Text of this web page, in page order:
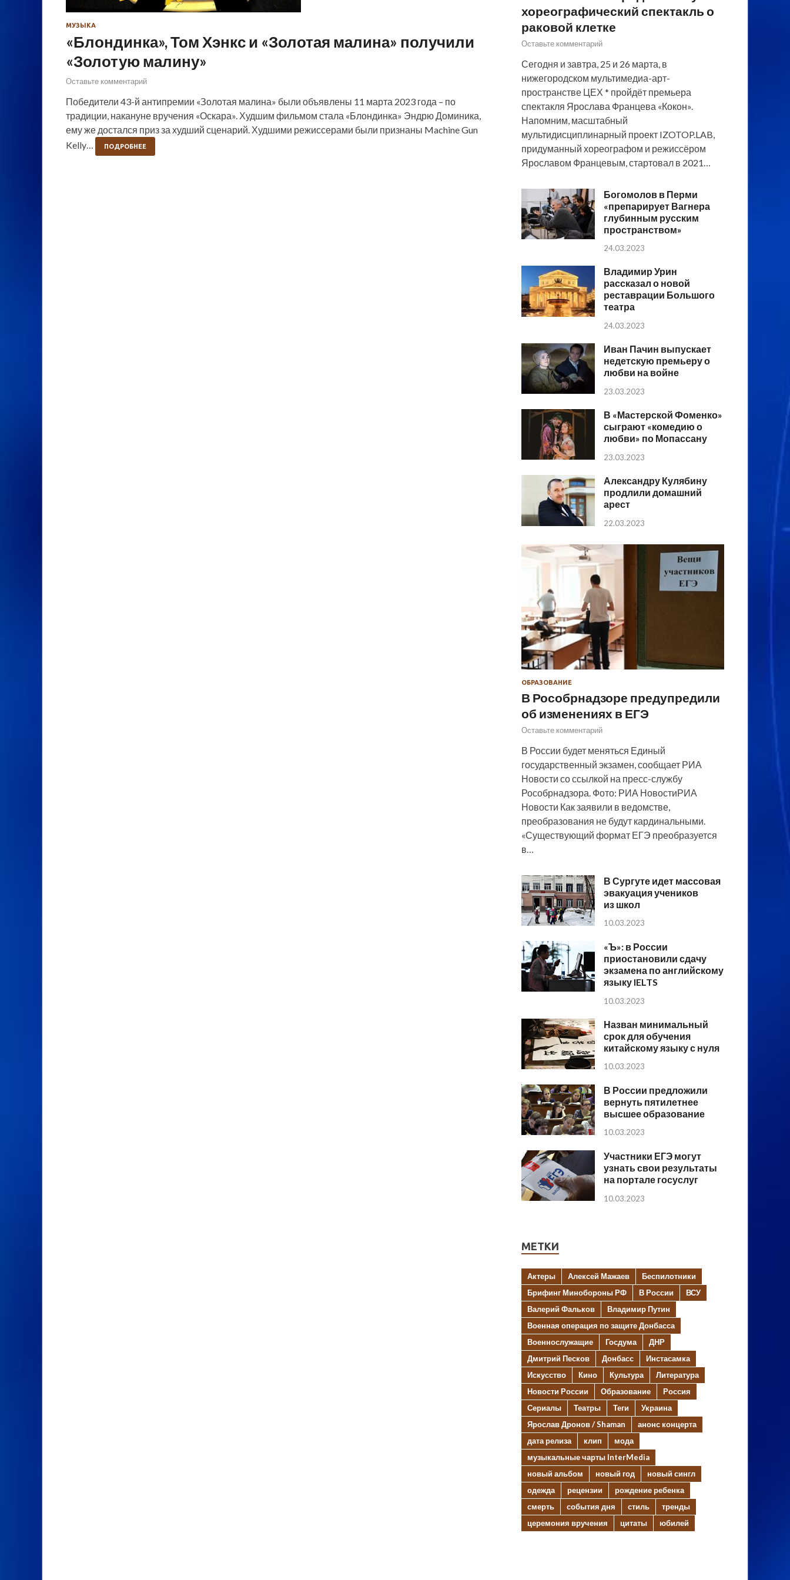
МУЗЫКА
«Блондинка», Том Хэнкс и «Золотая малина» получили
«Золотую малину»
Оставьте комментарий
Победители 43-й антипремии «Золотая малина» были объявлены 11 марта 2023 года – по
традиции, накануне вручения «Оскара». Худшим фильмом стала «Блондинка» Эндрю Доминика,
ему же достался приз за худший сценарий. Худшими режиссерами были признаны Machine Gun
Kelly…
ПОДРОБНЕЕ
хореографический спектакль о
раковой клетке
Оставьте комментарий
Сегодня и завтра, 25 и 26 марта, в
нижегородском мультимедиа-арт-
пространстве ЦЕХ * пройдёт премьера
спектакля Ярослава Францева «Кокон».
Напомним, масштабный
мультидисциплинарный проект IZOTOP.LAB,
придуманный хореографом и режиссёром
Ярославом Францевым, стартовал в 2021…
Богомолов в Перми
«препарирует Вагнера
глубинным русским
пространством»
24.03.2023
Владимир Урин
рассказал о новой
реставрации Большого
театра
24.03.2023
Иван Пачин выпускает
недетскую премьеру о
любви на войне
23.03.2023
В «Мастерской Фоменко»
сыграют «комедию о
любви» по Мопассану
23.03.2023
Александру Кулябину
продлили домашний
арест
22.03.2023
ОБРАЗОВАНИЕ
В Рособрнадзоре предупредили
об изменениях в ЕГЭ
Оставьте комментарий
В России будет меняться Единый
государственный экзамен, сообщает РИА
Новости со ссылкой на пресс-службу
Рособрнадзора. Фото: РИА НовостиРИА
Новости Как заявили в ведомстве,
преобразования не будут кардинальными.
«Существующий формат ЕГЭ преобразуется
в…
В Сургуте идет массовая
эвакуация учеников
из школ
10.03.2023
«Ъ»: в России
приостановили сдачу
экзамена по английскому
языку IELTS
10.03.2023
Назван минимальный
срок для обучения
китайскому языку с нуля
10.03.2023
В России предложили
вернуть пятилетнее
высшее образование
10.03.2023
Участники ЕГЭ могут
узнать свои результаты
на портале госуслуг
10.03.2023
МЕТКИ
Актеры Алексей Мажаев
Беспилотники
Брифинг Минобороны РФ
В России
ВСУ
Валерий Фальков
Владимир Путин
Военная операция по защите Донбасса
Военнослужащие
Госдума
ДНР
Дмитрий Песков
Донбасс
Инстасамка
Искусство
Кино Культура
Литература
Новости России
Образование
Россия
Сериалы
Театры Теги
Украина
Ярослав Дронов / Shaman
анонс концерта
дата релиза
клип
мода
музыкальные чарты InterMedia
новый альбом
новый год
новый сингл
одежда
рецензии
рождение ребенка
смерть
события дня стиль
тренды
церемония вручения
цитаты юбилей